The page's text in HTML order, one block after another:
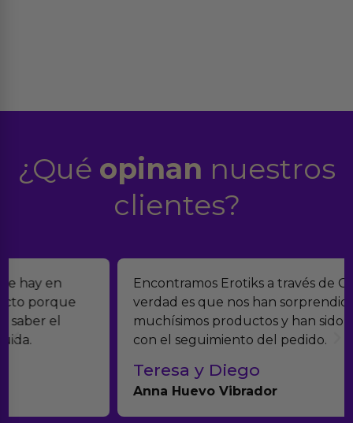
¿Qué opinan nuestros
clientes?
Encontramos Erotiks a través de Google y la
verdad es que nos han sorprendido. Tienen
muchísimos productos y han sido super atentos
con el seguimiento del pedido.
Teresa y Diego
Anna Huevo Vibrador